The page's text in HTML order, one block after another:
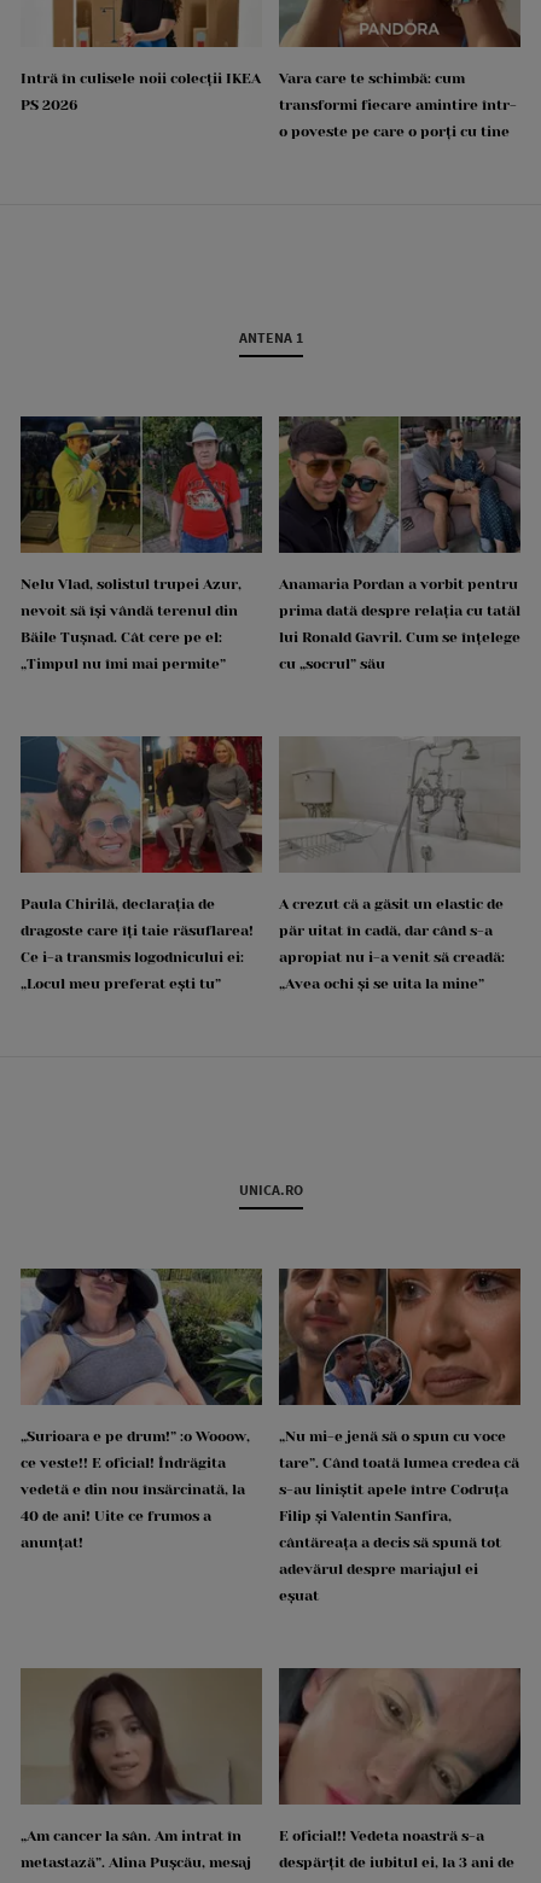
Intră în culisele noii colecții IKEA
PS 2026
Vara care te schimbă: cum
transformi fiecare amintire într-
o poveste pe care o porți cu tine
ANTENA 1
Nelu Vlad, solistul trupei Azur,
nevoit să își vândă terenul din
Băile Tușnad. Cât cere pe el:
„Timpul nu îmi mai permite”
Anamaria Pordan a vorbit pentru
prima dată despre relația cu tatăl
lui Ronald Gavril. Cum se înțelege
cu „socrul” său
Paula Chirilă, declarația de
dragoste care îți taie răsuflarea!
Ce i-a transmis logodnicului ei:
„Locul meu preferat ești tu”
A crezut că a găsit un elastic de
păr uitat în cadă, dar când s-a
apropiat nu i-a venit să creadă:
„Avea ochi și se uita la mine”
UNICA.RO
„Surioara e pe drum!” :o Wooow,
ce veste!! E oficial! Îndrăgita
vedetă e din nou însărcinată, la
40 de ani! Uite ce frumos a
anunțat!
„Nu mi-e jenă să o spun cu voce
tare”. Când toată lumea credea că
s-au liniștit apele între Codruța
Filip și Valentin Sanfira,
cântăreața a decis să spună tot
adevărul despre mariajul ei
eșuat
„Am cancer la sân. Am intrat în
metastază”. Alina Pușcău, mesaj
E oficial!! Vedeta noastră s-a
despărțit de iubitul ei, la 3 ani de